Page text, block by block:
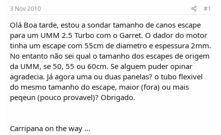
d
o
r
e
T
ó
p
i
c
s
í
c
i
o
3 Nov 2010 #1
Olá Boa tarde, estou a sondar tamanho de canos escape
para um UMM 2.5 Turbo com o Garret. O dador do motor
tinha um escape com 55cm de diametro e espessura 2mm.
No entanto não sei qual o tamanho dos escapes de origem
da UMM, se 50, 55 ou 60cm. Se alguem puder opinar
agradecia. Já agora uma ou duas panelas? o tubo flexivel
do mesmo tamanho do escape, maior (fora) ou mais
peqeun (pouco provavel)? Obrigado.
Carripana on the way ...